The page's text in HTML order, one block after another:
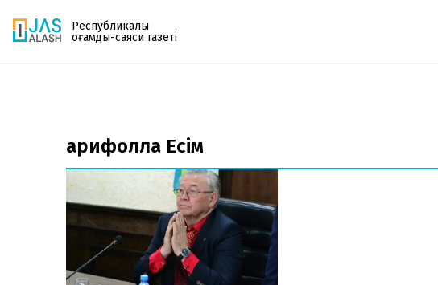
Республикалық
қоғамдық-саяси газеті
поштаңызға алып отырыңыз. Жаңа нөмір
шыққан сәтте сізге бірден жіберіледі. Тек email
енгізіңіз, біз қалғанын өзіміз жібереміз.
Ғарифолла Есім